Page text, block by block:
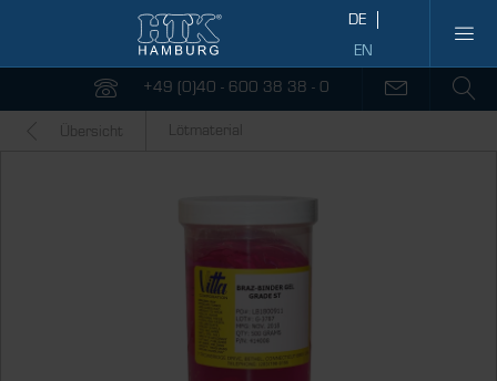
+49 (0)40 - 600 38 38 - 0
Übersicht Lötmaterial